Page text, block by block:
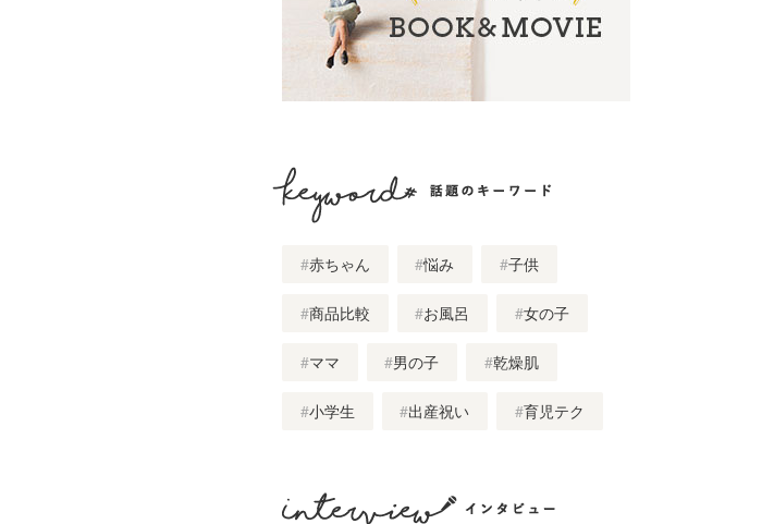
赤ちゃん 悩み 子供
商品比較 お風呂 女の子
ママ 男の子 乾燥肌
小学生 出産祝い 育児テク